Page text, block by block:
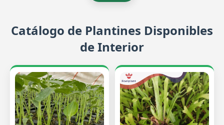
Catálogo de Plantines Disponibles
de Interior